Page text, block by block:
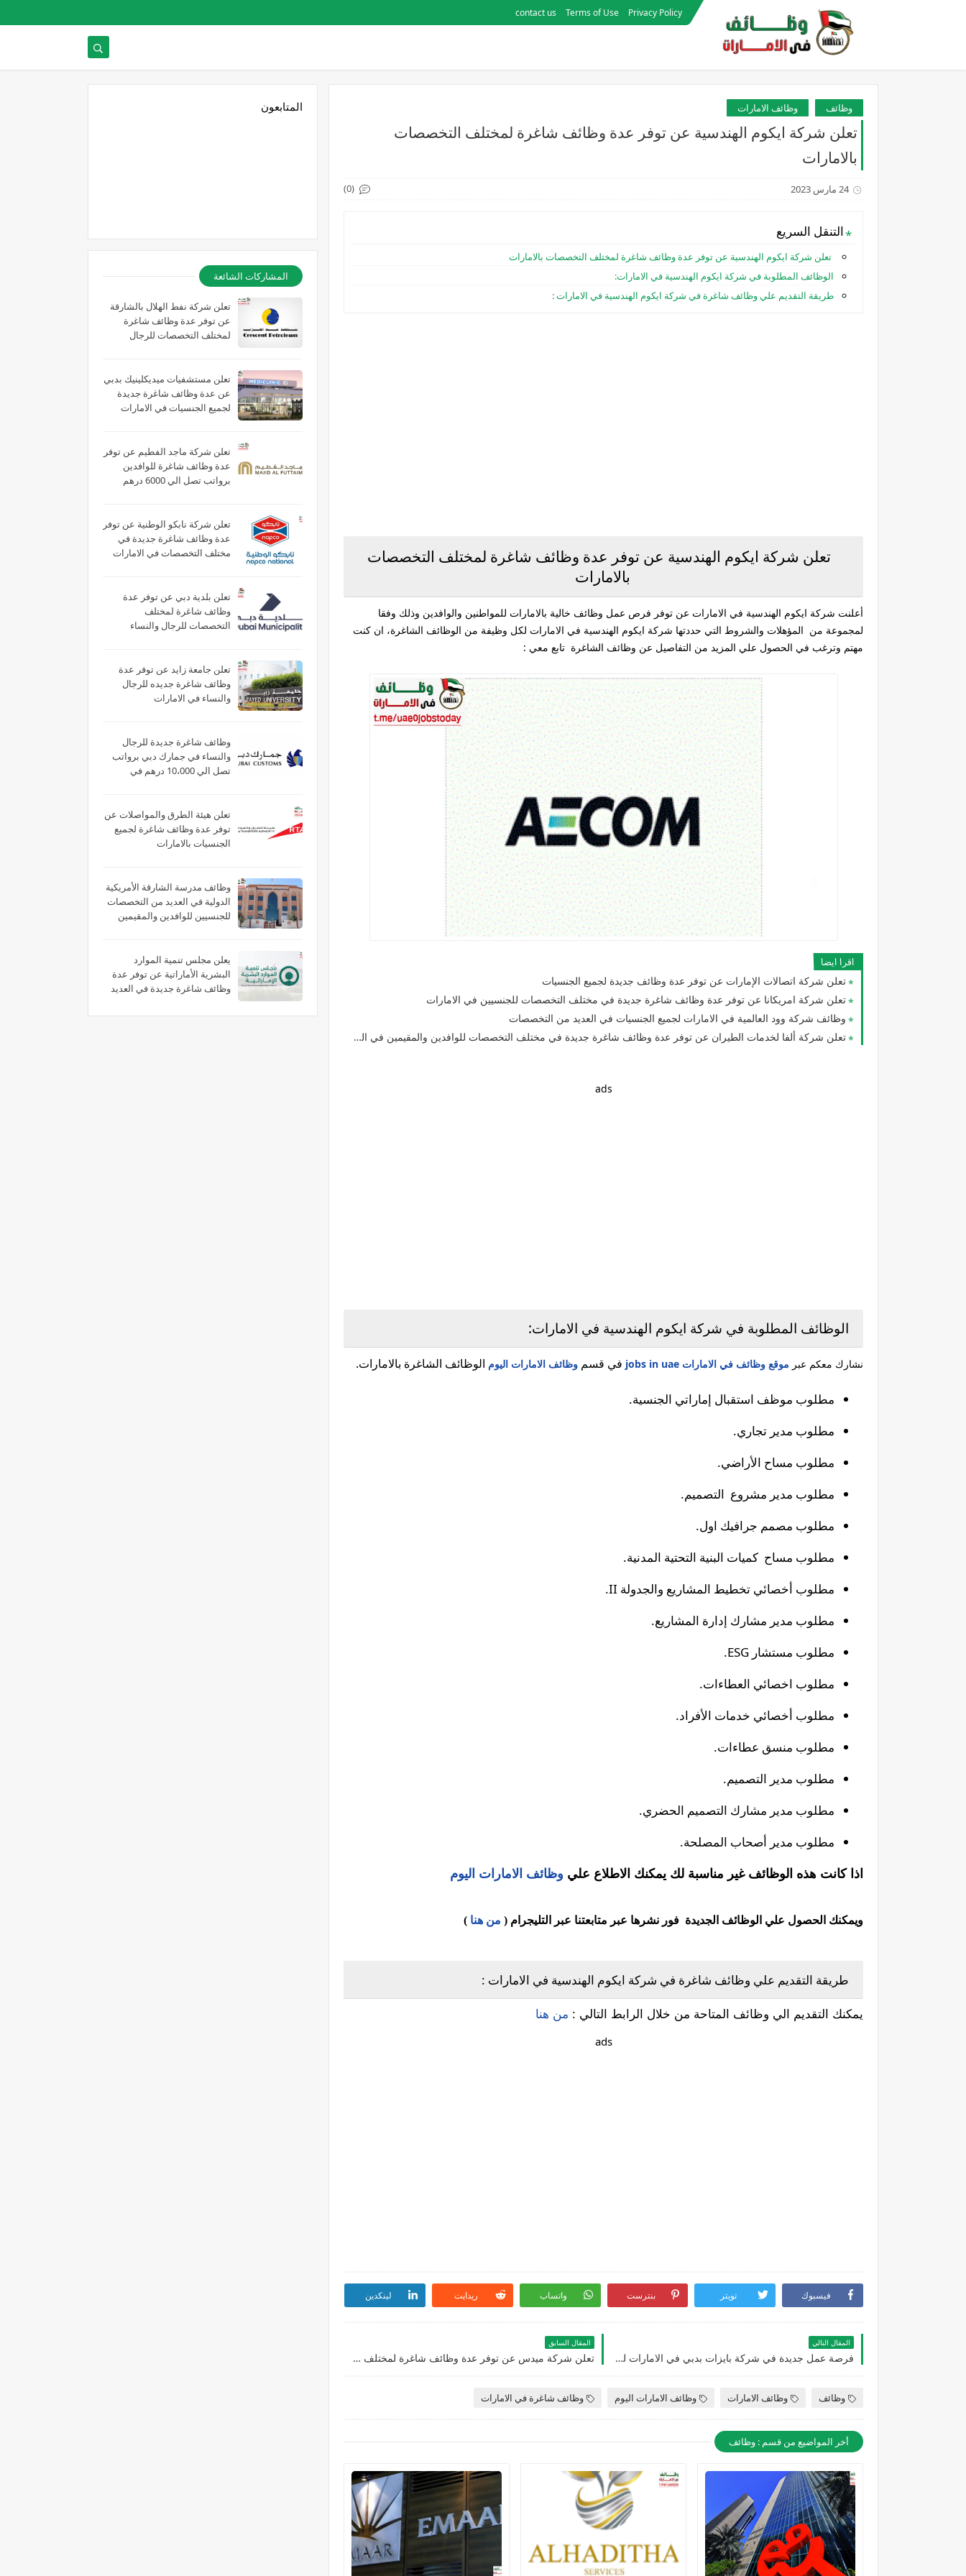
Privacy Policy
Terms of Use
contact us
وظائف وظائف الامارات
تعلن شركة ايكوم الهندسية عن توفر عدة وظائف شاغرة لمختلف التخصصات
بالامارات
24 مارس 2023 (0)
التنقل السريع
تعلن شركة ايكوم الهندسية عن توفر عدة وظائف شاغرة لمختلف التخصصات بالامارات
الوظائف المطلوبة في شركة ايكوم الهندسية في الامارات:
طريقة التقديم علي وظائف شاغرة في شركة ايكوم الهندسية في الامارات :
تعلن شركة ايكوم الهندسية عن توفر عدة وظائف شاغرة لمختلف التخصصات
بالامارات
أعلنت شركة ايكوم الهندسية في الامارات عن توفر فرص عمل وظائف خالية بالامارات للمواطنين والوافدين وذلك وفقا
لمجموعة من المؤهلات والشروط التي حددتها شركة ايكوم الهندسية في الامارات لكل وظيفة من الوظائف الشاغرة، ان كنت
مهتم وترغب في الحصول علي المزيد من التفاصيل عن وظائف الشاغرة تابع معي :
اقرا ايضا
تعلن شركة اتصالات الإمارات عن توفر عدة وظائف جديدة لجميع الجنسيات
تعلن شركة امريكانا عن توفر عدة وظائف شاغرة جديدة في مختلف التخصصات للجنسيين في الامارات
وظائف شركة وود العالمية في الامارات لجميع الجنسيات في العديد من التخصصات
تعلن شركة ألفا لخدمات الطيران عن توفر عدة وظائف شاغرة جديدة في مختلف التخصصات للوافدين والمقيمين في الشارقة
ads
الوظائف المطلوبة في شركة ايكوم الهندسية في الامارات:
نشارك معكم عبر موقع وظائف في الامارات jobs in uae في قسم وظائف الامارات اليوم الوظائف الشاغرة بالامارات.
مطلوب موظف استقبال إماراتي الجنسية.
مطلوب مدير تجاري.
مطلوب مساح الأراضي.
مطلوب مدير مشروع التصميم.
مطلوب مصمم جرافيك اول.
مطلوب مساح كميات البنية التحتية المدنية.
مطلوب أخصائي تخطيط المشاريع والجدولة II.
مطلوب مدير مشارك إدارة المشاريع.
مطلوب مستشار ESG.
مطلوب اخصائي العطاءات.
مطلوب أخصائي خدمات الأفراد.
مطلوب منسق عطاءات.
مطلوب مدير التصميم.
مطلوب مدير مشارك التصميم الحضري.
مطلوب مدير أصحاب المصلحة.
اذا كانت هذه الوظائف غير مناسبة لك يمكنك الاطلاع علي وظائف الامارات اليوم
ويمكنك الحصول علي الوظائف الجديدة فور نشرها عبر متابعتنا عبر التليجرام ( من هنا )
طريقة التقديم علي وظائف شاغرة في شركة ايكوم الهندسية في الامارات :
يمكنك التقديم الي وظائف المتاحة من خلال الرابط التالي : من هنا
ads
فيسبوك تويتر بنترست واتساب ريدايت لينكدين
المقال التالي
فرصة عمل جديدة في شركة بايزات بدبي في الامارات لجميع الجنسيات
المقال السابق
تعلن شركة ميدس عن توفر عدة وظائف شاغرة لمختلف التخصصات بدبي في الامارات
وظائف وظائف الامارات وظائف الامارات اليوم وظائف شاغرة في الامارات
أخر المواضيع من قسم : وظائف
المتابعون
المشاركات الشائعة
تعلن شركة نفط الهلال بالشارقة
عن توفر عدة وظائف شاغرة
لمختلف التخصصات للرجال
تعلن مستشفيات ميديكلينيك بدبي
عن عدة وظائف شاغرة جديدة
لجميع الجنسيات في الامارات
تعلن شركة ماجد الفطيم عن توفر
عدة وظائف شاغرة للوافدين
برواتب تصل الي 6000 درهم
تعلن شركة نابكو الوطنية عن توفر
عدة وظائف شاغرة جديدة في
مختلف التخصصات في الامارات
تعلن بلدية دبي عن توفر عدة
وظائف شاغرة لمختلف
التخصصات للرجال والنساء
تعلن جامعة زايد عن توفر عدة
وظائف شاغرة جديده للرجال
والنساء في الامارات
وظائف شاغرة جديدة للرجال
والنساء في جمارك دبي برواتب
تصل الي 10،000 درهم في
تعلن هيئة الطرق والمواصلات عن
توفر عدة وظائف شاغرة لجميع
الجنسيات بالامارات
وظائف مدرسة الشارقة الأمريكية
الدولية في العديد من التخصصات
للجنسيين للوافدين والمقيمين
يعلن مجلس تنمية الموارد
البشرية الأماراتية عن توفر عدة
وظائف شاغرة جديدة في العديد
درهم شهريا بدبي